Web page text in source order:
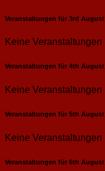
Veranstaltungen für 3rd August
Keine Veranstaltungen
Veranstaltungen für 4th August
Keine Veranstaltungen
Veranstaltungen für 5th August
Keine Veranstaltungen
Veranstaltungen für 6th August